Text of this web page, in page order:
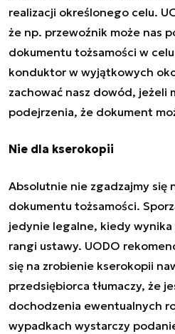
realizacji określonego celu.
że np. przewoźnik może nas
dokumentu tożsamości w
konduktor w wyjątkowych
zachować nasz dowód, jeżeli
podejrzenia, że dokument
Nie dla kserokopii
Absolutnie nie zgadzajmy się
dokumentu tożsamości.
jedynie legalne, kiedy
rangi ustawy. UODO
się na zrobienie kserokopii
przedsiębiorca tłumaczy, że
dochodzenia ewentualnych
wypadkach wystarczy